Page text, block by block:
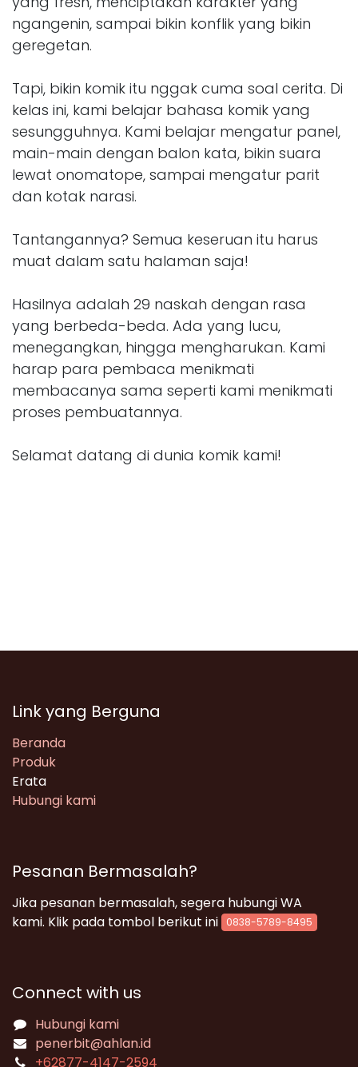
ngangenin, sampai bikin konflik yang bikin
geregetan.
Tapi, bikin komik itu nggak cuma soal cerita. Di
kelas ini, kami belajar bahasa komik yang
sesungguhnya. Kami belajar mengatur panel,
main-main dengan balon kata, bikin suara
lewat onomatope, sampai mengatur parit
dan kotak narasi.
Tantangannya? Semua keseruan itu harus
muat dalam satu halaman saja!
Hasilnya adalah 29 naskah dengan rasa
yang berbeda-beda. Ada yang lucu,
menegangkan, hingga mengharukan. Kami
harap para pembaca menikmati
membacanya sama seperti kami menikmati
proses pembuatannya.
Selamat datang di dunia komik kami!
Link yang Berguna
Beranda
Produk
Erata
Hubungi kami
Pesanan Bermasalah?
Jika pesanan bermasalah, segera hubungi WA
kami. Klik pada tombol berikut ini
0838-5789-8495
Connect with us
Hubungi kami
penerbit@ahlan.id
+62877-4147-2594